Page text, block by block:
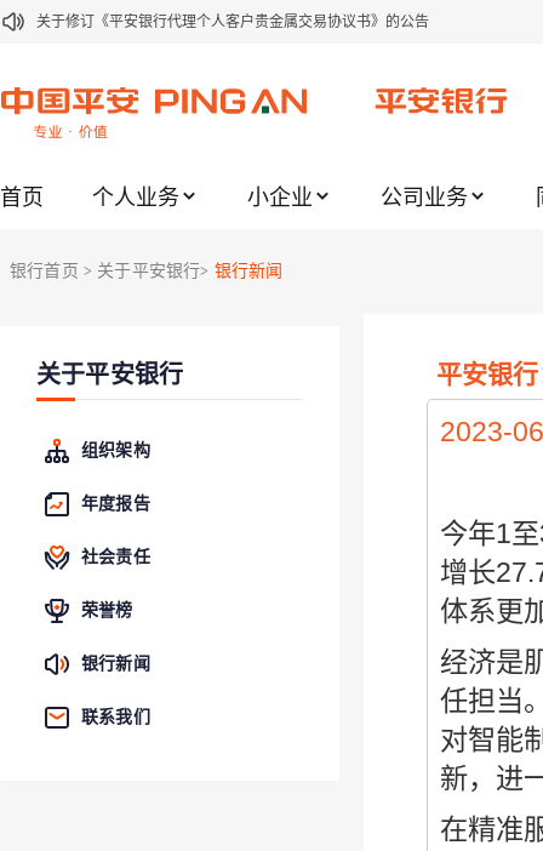
关于修订《平安银行代理个人客户贵金属交易协议书》的公告
关于我行聚金宝交易软件升级更新的通知
关于2020年端午节期间上金所代理业务调整合约保证金比例和涨跌幅度限制的
关于加强代理贵金属业务风险防范的提示
关于调整存量首套住房贷款利率的公告
首页 个人业务 小企业 公司业务
银行首页 > 关于平安银行> 银行新闻
关于平安银行
组织架构
年度报告
社会责任
荣誉榜
银行新闻
联系我们
平安银
2023-
今年1
增长
体系更
经济是
任担当
对智能
新，进
在精准